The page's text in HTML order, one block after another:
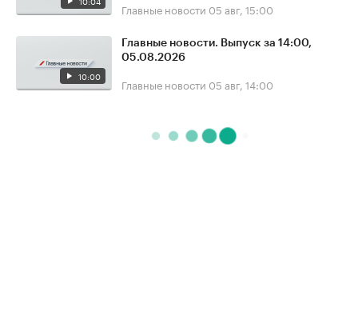
Главные новости 05 авг, 15:00
10:00
Главные новости. Выпуск за 14:00,
05.08.2026
Главные новости 05 авг, 14:00